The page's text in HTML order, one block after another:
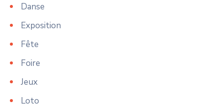
Danse
Exposition
Fête
Foire
Jeux
Loto